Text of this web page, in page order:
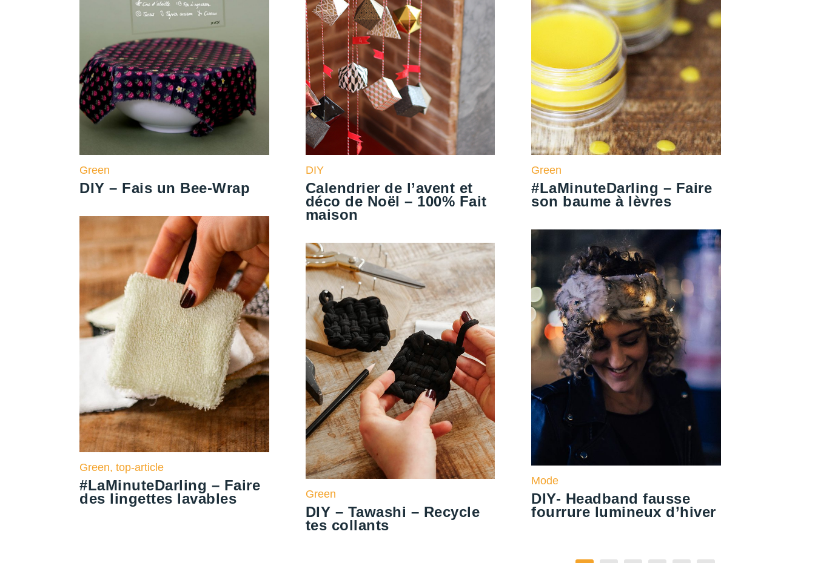
DIY – Fais un Bee-Wrap
Green
#LaMinuteDarling – Faire
des lingettes lavables
Green, top-article
Calendrier de l’avent et
déco de Noël – 100% Fait
maison
DIY
DIY – Tawashi – Recycle
tes collants
Green
#LaMinuteDarling – Faire
son baume à lèvres
Green
DIY- Headband fausse
fourrure lumineux d’hiver
Mode